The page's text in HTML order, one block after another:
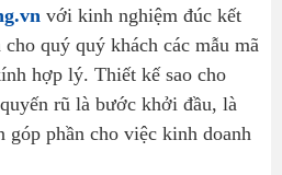
với kinh nghiệm đúc kết
quý quý khách các mẫu mã
hợp lý. Thiết kế sao cho
rũ là bước khởi đầu, là
góp phần cho việc kinh doanh